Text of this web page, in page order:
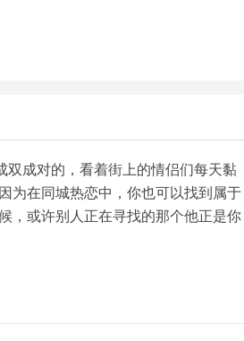
双成对的，看着街上的情侣们每天黏
为在同城热恋中，你也可以找到属于
，或许别人正在寻找的那个他正是你